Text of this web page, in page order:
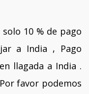
10 % de pago
a India , Pago
llagada a India .
favor podemos